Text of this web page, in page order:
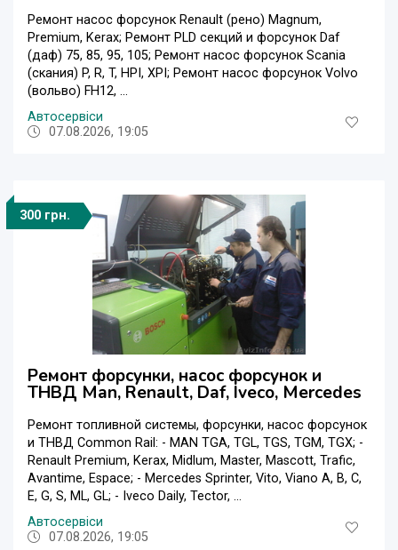
Ремонт насос форсунок Renault (рено) Magnum,
Premium, Kerax; Ремонт PLD секций и форсунок Daf
(даф) 75, 85, 95, 105; Ремонт насос форсунок Scania
(скания) P, R, T, HPI, XPI; Ремонт насос форсунок Volvo
(вольво) FH12, ...
Автосервіси
07.08.2026, 19:05
300 грн.
Ремонт форсунки, насос форсунок и
ТНВД Man, Renault, Daf, Iveco, Mercedes
Ремонт топливной системы, форсунки, насос форсунок
и ТНВД Common Rail: - MAN TGA, TGL, TGS, TGM, TGX; -
Renault Premium, Kerax, Midlum, Master, Mascott, Trafic,
Avantime, Espace; - Mercedes Sprinter, Vito, Viano A, B, C,
E, G, S, ML, GL; - Iveco Daily, Tector, ...
Автосервіси
07.08.2026, 19:05